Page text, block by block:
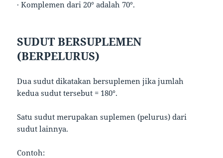
· Komplemen dari 20° adalah 70°.
SUDUT BERSUPLEMEN
(BERPELURUS)
Dua sudut dikatakan bersuplemen jika jumlah
kedua sudut tersebut = 180°.
Satu sudut merupakan suplemen (pelurus) dari
sudut lainnya.
Contoh: